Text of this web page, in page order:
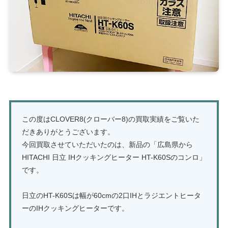
この度はCLOVER8(クローバー8)の買取実績をご覧いた
だきありがとうございます。
今回買取させていただいたのは、新品の「広島県から
HITACHI 日立 IHクッキングヒーター HT-K60Sのコンロ」
です。
日立のHT-K60Sは幅が60cmの2口IHとラジエントヒータ
ーのIHクッキングヒーターです。